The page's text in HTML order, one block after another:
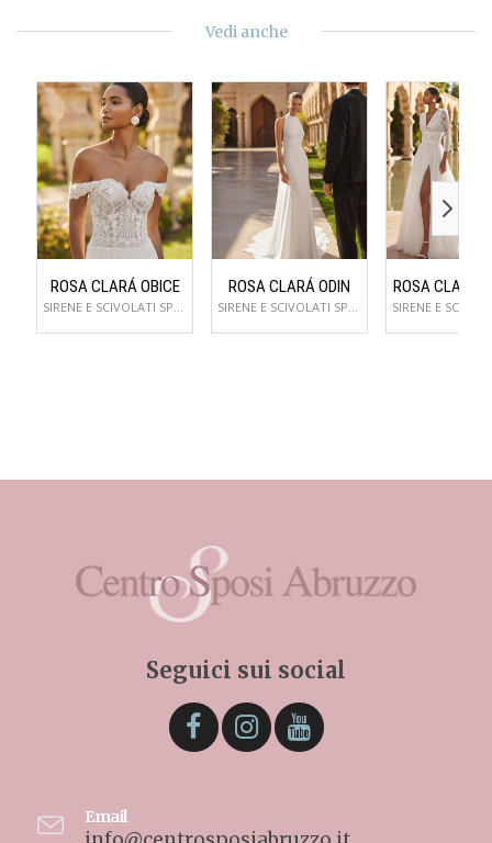
Vedi anche
ROSA CLARÁ OBICE ROSA CLARÁ ODIN ROSA CLARÁ
Seguici sui social
Email